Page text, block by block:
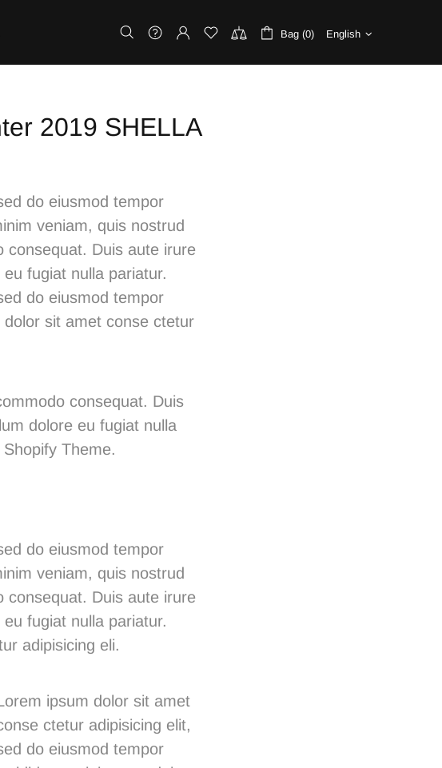
Bag (0) English
2019 SHELLA
do eiusmod tempor
veniam, quis nostrud
consequat. Duis aute irure
fugiat nulla pariatur.
do eiusmod tempor
sit amet conse ctetur
consequat. Duis
dolore eu fugiat nulla
Shopify Theme.
do eiusmod tempor
veniam, quis nostrud
consequat. Duis aute irure
fugiat nulla pariatur.
adipisicing eli.
ipsum dolor sit amet
ctetur adipisicing elit,
do eiusmod tempor